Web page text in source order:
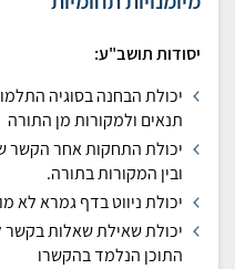
יסודות תושב"ע:
יכולת הבחנה בסוגיה
תנאים ולמקורות מן התורה
יכולת התחקות אחר הקשר
ובין המקורות בתורה.
יכולת ניווט בדף גמרא לא
יכולת שאילת שאלות
התוכן הנלמד בהקשרו